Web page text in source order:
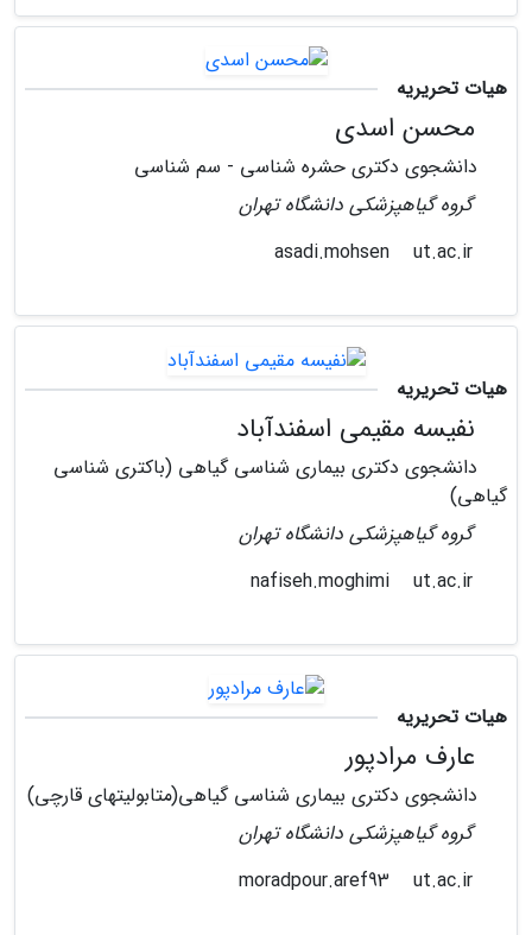
هیات تحریریه
محسن اسدی
دانشجوی دکتری حشره شناسی - سم شناسی
گروه گیاهپزشکی دانشگاه تهران
ut.ac.ir
هیات تحریریه
نفیسه مقیمی اسفندآباد
دانشجوی دکتری بیماری شناسی گیاهی (باکتری شناسی
گیاهی)
گروه گیاهپزشکی دانشگاه تهران
ut.ac.ir
هیات تحریریه
عارف مرادپور
دانشجوی دکتری بیماری شناسی گیاهی(متابولیتهای قارچی)
گروه گیاهپزشکی دانشگاه تهران
ut.ac.ir